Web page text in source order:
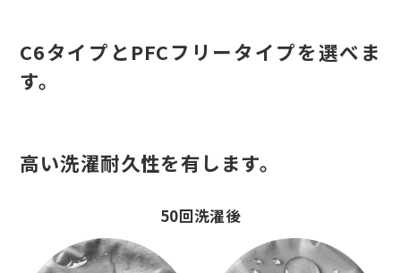
C6タイプとPFCフリータイプを選べま
す。
高い洗濯耐久性を有します。
50回洗濯後